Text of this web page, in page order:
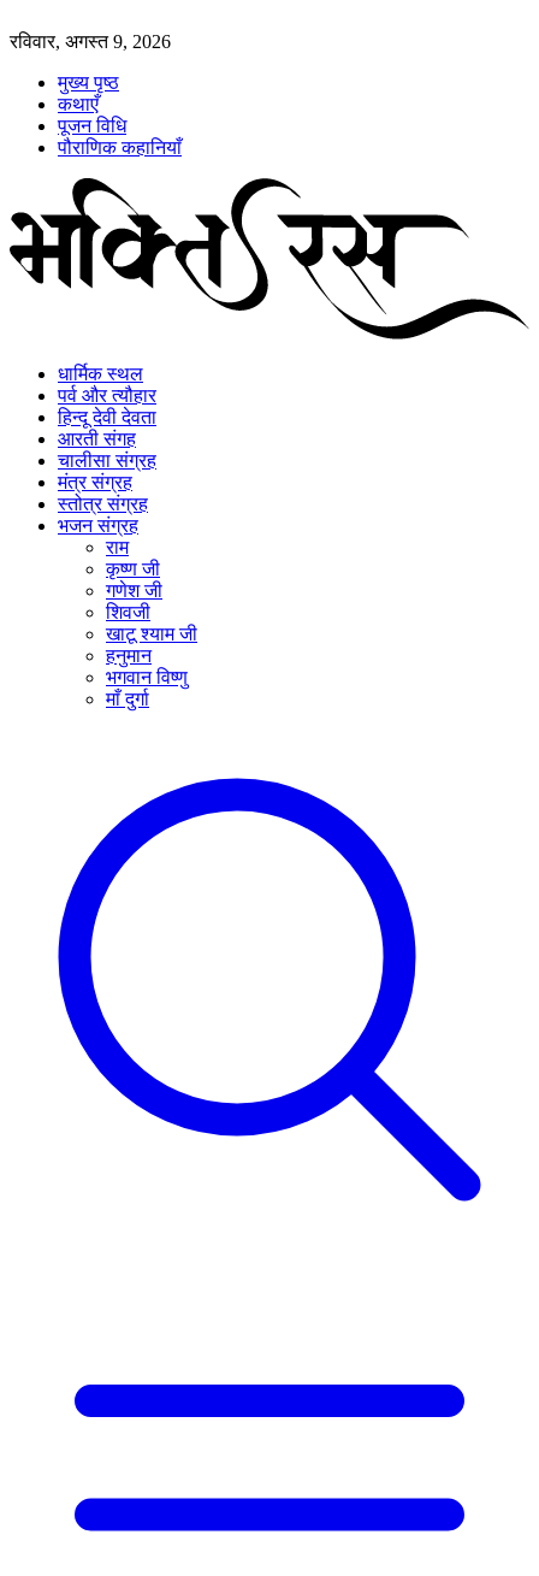
रविवार, अगस्त 9, 2026
मुख्य पृष्ठ
कथाएँ
पूजन विधि
पौराणिक कहानियाँ
धार्मिक स्थल
पर्व और त्यौहार
हिन्दू देवी देवता
आरती संगह
चालीसा संग्रह
मंत्र संग्रह
स्तोत्र संग्रह
भजन संग्रह
राम
कृष्ण जी
गणेश जी
शिवजी
खाटू श्याम जी
हनुमान
भगवान विष्णु
माँ दुर्गा